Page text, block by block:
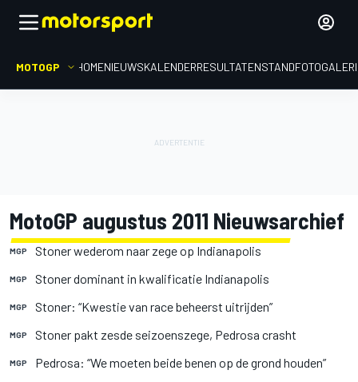
MOTOGP HOMENIEUWSKALENDERRESULTATENSTAND
MotoGP augustus 2011 Nieuwsarchief
MGP Stoner wederom naar zege op Indianapolis
MGP Stoner dominant in kwalificatie Indianapolis
MGP Stoner: “Kwestie van race beheerst uitrijden”
MGP Stoner pakt zesde seizoenszege, Pedrosa crasht
MGP Pedrosa: “We moeten beide benen op de grond houden”